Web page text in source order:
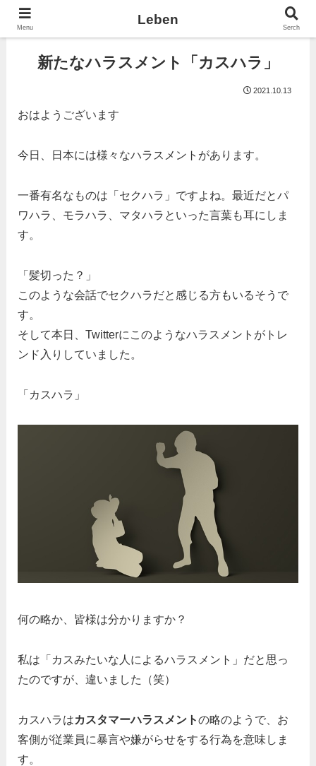
新たなハラスメント「カスハラ」
2021.10.13
おはようございます
今日、日本には様々なハラスメントがあります。
一番有名なものは「セクハラ」ですよね。最近だとパ
ワハラ、モラハラ、マタハラといった言葉も耳にしま
す。
「髪切った？」
このような会話でセクハラだと感じる方もいるそうで
す。
そして本日、Twitterにこのようなハラスメントがトレ
ンド入りしていました。
「カスハラ」
何の略か、皆様は分かりますか？
私は「カスみたいな人によるハラスメント」だと思っ
たのですが、違いました（笑）
カスハラはカスタマーハラスメントの略のようで、お
客側が従業員に暴言や嫌がらせをする行為を意味しま
す。
Menu
Leben
Serch